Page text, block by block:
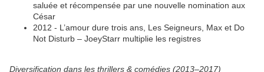
saluée et récompensée par une nouvelle nomination aux
César
2012 - L’amour dure trois ans, Les Seigneurs, Max et Do
Not Disturb – JoeyStarr multiplie les registres
Diversification dans les thrillers & comédies (2013–2017)